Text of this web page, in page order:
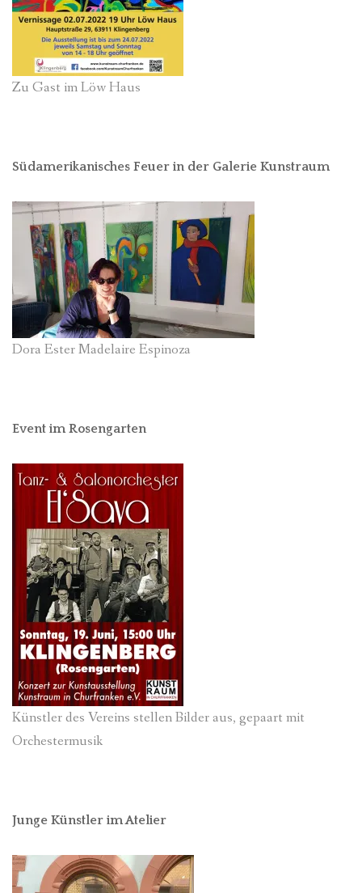
Zu Gast im Löw Haus
Südamerikanisches Feuer in der Galerie Kunstraum
Dora Ester Madelaire Espinoza
Event im Rosengarten
Künstler des Vereins stellen Bilder aus, gepaart mit
Orchestermusik
Junge Künstler im Atelier